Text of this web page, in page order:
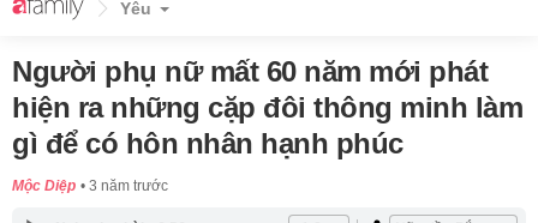
Yêu
Người phụ nữ mất 60 năm mới phát
hiện ra những cặp đôi thông minh làm
gì để có hôn nhân hạnh phúc
Mộc Diệp 3 năm trước